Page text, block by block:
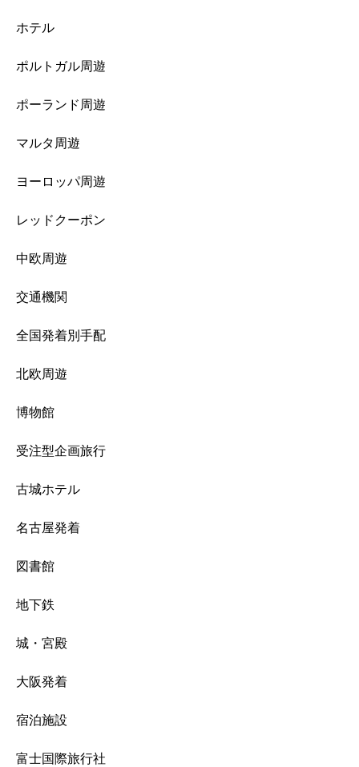
ホテル
ポルトガル周遊
ポーランド周遊
マルタ周遊
ヨーロッパ周遊
レッドクーポン
中欧周遊
交通機関
全国発着別手配
北欧周遊
博物館
受注型企画旅行
古城ホテル
名古屋発着
図書館
地下鉄
城・宮殿
大阪発着
宿泊施設
富士国際旅行社